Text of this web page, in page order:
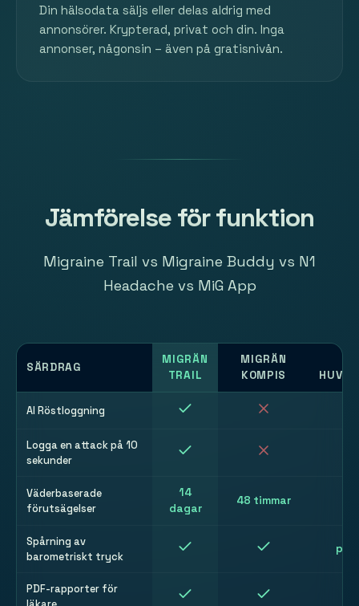
Din hälsodata säljs eller delas aldrig med
annonsörer. Krypterad, privat och din. Inga
annonser, någonsin – även på gratisnivån.
Jämförelse för funktion
Migraine Trail vs Migraine Buddy vs N1
Headache vs MiG App
SÄRDRAG
MIGRÄN
TRAIL
MIGRÄN
KOMPIS
AI Röstloggning
Logga en attack på 10
sekunder
Väderbaserade
förutsägelser
14
dagar
48 timmar
Spårning av
barometriskt tryck
PDF-rapporter för